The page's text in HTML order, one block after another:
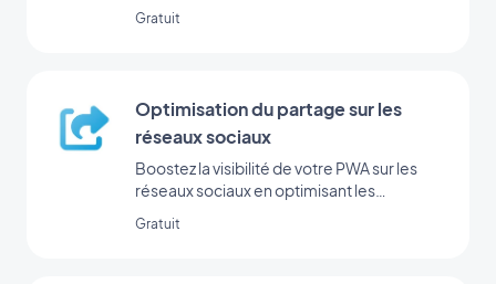
Gratuit
Optimisation du partage sur les
réseaux sociaux
Boostez la visibilité de votre PWA sur les
réseaux sociaux en optimisant les
Gratuit